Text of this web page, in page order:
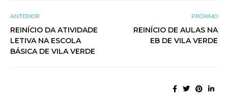
ANTERIOR
REINÍCIO DA ATIVIDADE
LETIVA NA ESCOLA
BÁSICA DE VILA VERDE
PRÓXIMO
REINÍCIO DE AULAS NA
EB DE VILA VERDE